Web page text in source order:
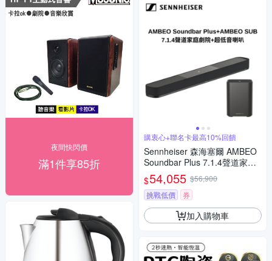
夜間快閃價
滿1件享85折
購衷心+聯名卡最高10%回饋
Sennheiser 森海塞爾 AMBEO
Soundbar Plus 7.1.4聲道家庭
劇院 搭配 超低音喇叭AMBEO
SUB
$54,055 $56,900
挑戰低價
券
加入購物車